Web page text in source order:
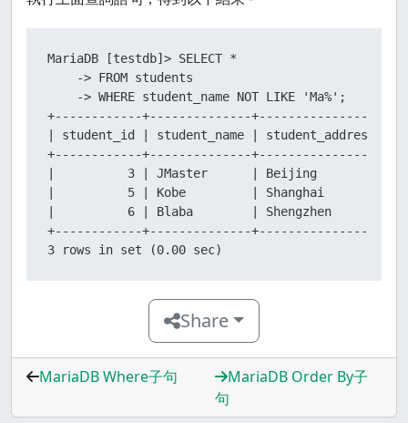
MariaDB [testdb]> SELECT *
    -> FROM students
    -> WHERE student_name NOT LIKE 'Ma%';
+------------+--------------+-----------------
| student_id | student_name | student_address |
+------------+--------------+-----------------
|          3 | JMaster      | Beijing         |
|          5 | Kobe         | Shanghai        |
|          6 | Blaba        | Shengzhen       |
+------------+--------------+-----------------
3 rows in set (0.00 sec)
Share
MariaDB Where子句
MariaDB Order By子
句